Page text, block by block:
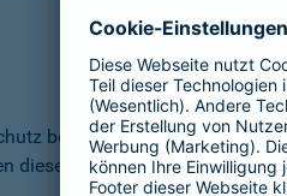
bei der Barmenia
dieser Gesellschaften